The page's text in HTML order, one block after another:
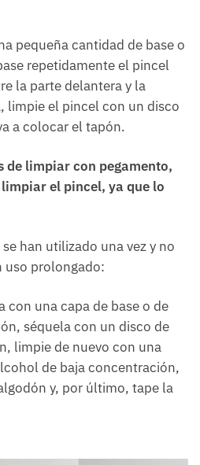
pequeña cantidad de base o
repetidamente el pincel
la parte delantera y la
limpie el pincel con un disco
a colocar el tapón.
limpiar con pegamento,
el pincel, ya que lo
han utilizado una vez y no
uso prolongado:
con una capa de base o de
séquela con un disco de
limpie de nuevo con una
de baja concentración,
y, por último, tape la